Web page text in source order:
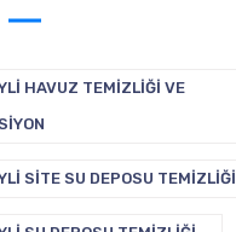
HAVUZ TEMIZLIĞI VE
SITE SU DEPOSU TEMIZLIĞI